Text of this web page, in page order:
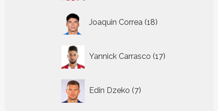
Joaquin Correa 18
producten
Yannick Carrasco 17
producten
Edin Dzeko 7
producten